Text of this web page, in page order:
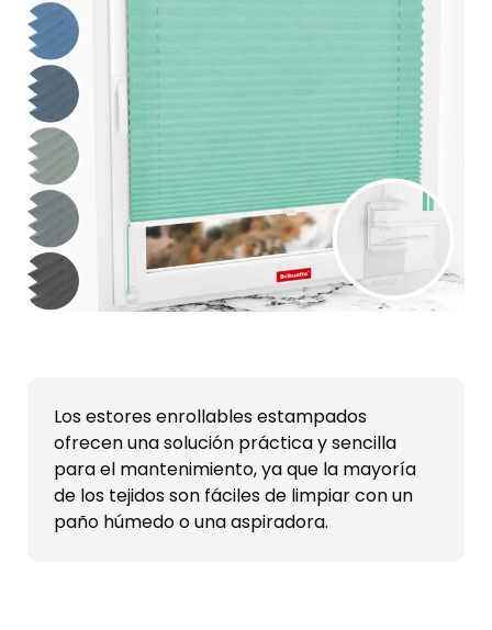
Los estores enrollables estampados
ofrecen una solución práctica y sencilla
para el mantenimiento, ya que la mayoría
de los tejidos son fáciles de limpiar con un
paño húmedo o una aspiradora.